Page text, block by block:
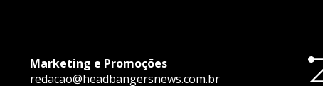
Marketing e Promoções
redacao@headbangersnews.com.br